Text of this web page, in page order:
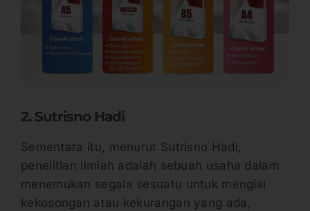
2. Sutrisno Hadi
Sementara itu, menurut Sutrisno Hadi,
penelitian ilmiah adalah sebuah usaha dalam
menemukan segala sesuatu untuk mengisi
kekosongan atau kekurangan yang ada,